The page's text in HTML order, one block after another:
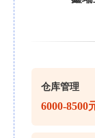
仓库管理
6000-8500